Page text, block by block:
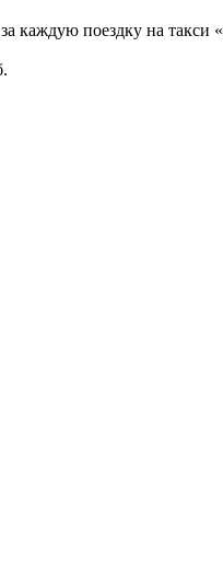
каждую поездку на такси